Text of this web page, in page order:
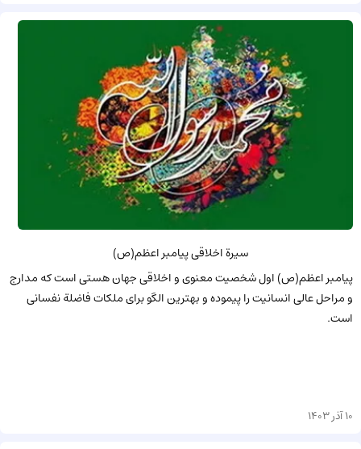
سیرة اخلاقی پیامبر اعظم(ص)
پیامبر اعظم(ص) اول شخصیت معنوى و اخلاقى جهان هستى است که مدارج
و مراحل عالى انسانیت را پیموده و بهترین الگو براى ملکات فاضلة نفسانى
است.
10 آذر 1403